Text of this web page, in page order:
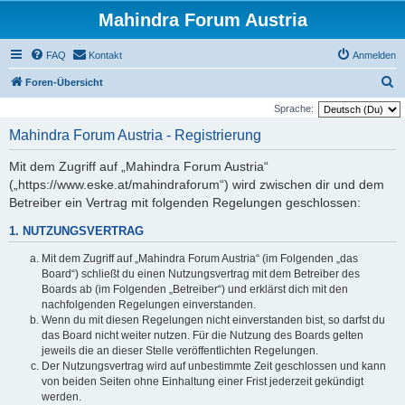
Mahindra Forum Austria
FAQ Kontakt Anmelden
Foren-Übersicht
u
Sprache:
Mahindra Forum Austria - Registrierung
Mit dem Zugriff auf „Mahindra Forum Austria“
(„https://www.eske.at/mahindraforum“) wird zwischen dir und dem
Betreiber ein Vertrag mit folgenden Regelungen geschlossen:
1. NUTZUNGSVERTRAG
Mit dem Zugriff auf „Mahindra Forum Austria“ (im Folgenden „das
Board“) schließt du einen Nutzungsvertrag mit dem Betreiber des
Boards ab (im Folgenden „Betreiber“) und erklärst dich mit den
nachfolgenden Regelungen einverstanden.
Wenn du mit diesen Regelungen nicht einverstanden bist, so darfst du
das Board nicht weiter nutzen. Für die Nutzung des Boards gelten
jeweils die an dieser Stelle veröffentlichten Regelungen.
Der Nutzungsvertrag wird auf unbestimmte Zeit geschlossen und kann
von beiden Seiten ohne Einhaltung einer Frist jederzeit gekündigt
werden.